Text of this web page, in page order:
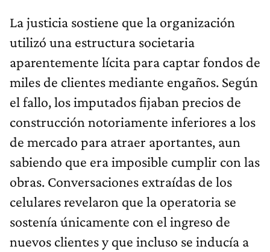
La justicia sostiene que la organización
utilizó una estructura societaria
aparentemente lícita para captar fondos de
miles de clientes mediante engaños. Según
el fallo, los imputados fijaban precios de
construcción notoriamente inferiores a los
de mercado para atraer aportantes, aun
sabiendo que era imposible cumplir con las
obras. Conversaciones extraídas de los
celulares revelaron que la operatoria se
sostenía únicamente con el ingreso de
nuevos clientes y que incluso se inducía a